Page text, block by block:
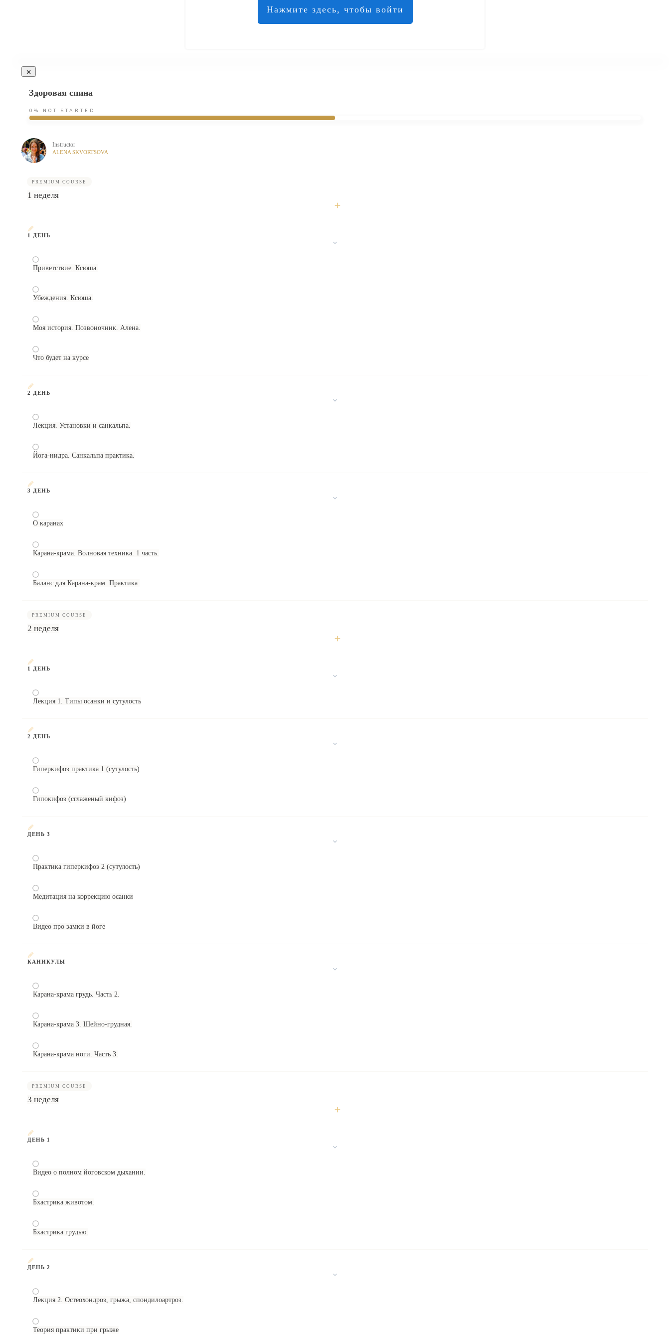
Нажмите здесь, чтобы войти
Здоровая спина
0% NOT STARTED
Instructor
ALENA SKVORTSOVA
PREMIUM COURSE
1 неделя
1 ДЕНЬ
Приветствие. Ксюша.
Убеждения. Ксюша.
Моя история. Позвоночник. Алена.
Что будет на курсе
2 ДЕНЬ
Лекция. Установки и санкальпа.
Йога-нидра. Санкальпа практика.
3 ДЕНЬ
О каранах
Карана-крама. Волновая техника. 1 часть.
Баланс для Карана-крам. Практика.
PREMIUM COURSE
2 неделя
1 ДЕНЬ
Лекция 1. Типы осанки и сутулость
2 ДЕНЬ
Гиперкифоз практика 1 (сутулость)
Гипокифоз (сглаженый кифоз)
ДЕНЬ 3
Практика гиперкифоз 2 (сутулость)
Медитация на коррекцию осанки
Видео про замки в йоге
КАНИКУЛЫ
Карана-крама грудь. Часть 2.
Карана-крама 3. Шейно-грудная.
Карана-крама ноги. Часть 3.
PREMIUM COURSE
3 неделя
ДЕНЬ 1
Видео о полном йоговском дыхании.
Бхастрика животом.
Бхастрика грудью.
ДЕНЬ 2
Лекция 2. Остеохондроз, грыжа, спондилоартроз.
Теория практики при грыже